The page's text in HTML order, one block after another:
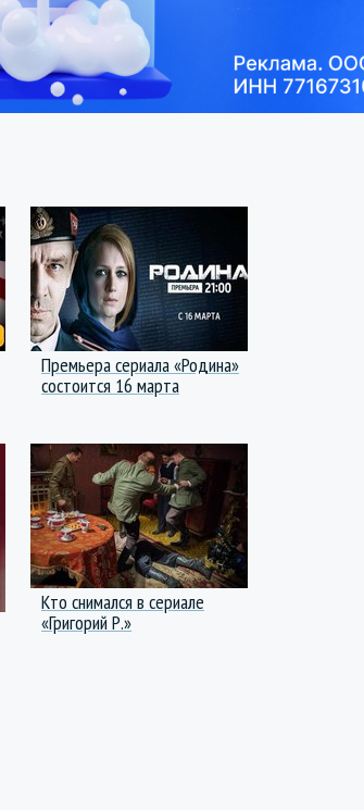
Премьера сериала «Родина»
состоится 16 марта
Кто снимался в сериале
«Григорий Р.»